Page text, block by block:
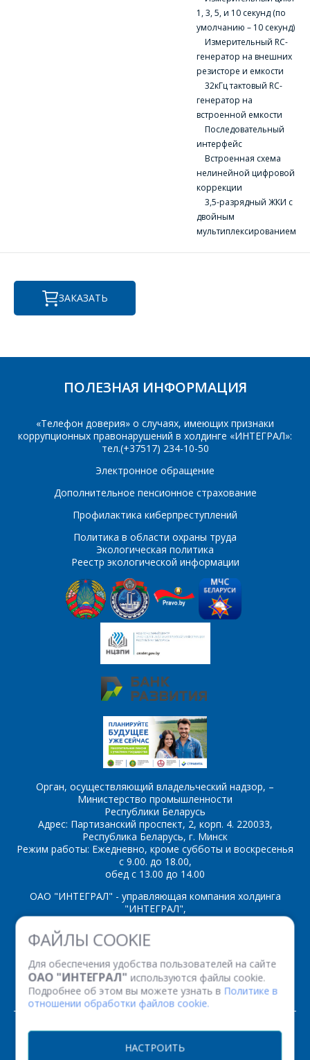
ФАЙЛЫ COOKIE
Для обеспечения удобства пользователей на сайте
ОАО "ИНТЕГРАЛ" используются файлы cookie.
Подробнее об этом вы можете узнать в Политике в
отношении обработки файлов cookie.
НАСТРОИТЬ
1, 3, 5, и 10 секунд (по
умолчанию – 10 секунд)
Измерительный RC-
генератор на внешних
резисторе и емкости
32кГц тактовый RC-
генератор на
встроенной емкости
Последовательный
интерфейс
Встроенная схема
нелинейной цифровой
коррекции
3,5-разрядный ЖКИ с
двойным
мультиплексированием
ЗАКАЗАТЬ
ПОЛЕЗНАЯ ИНФОРМАЦИЯ
«Телефон доверия» о случаях, имеющих признаки
коррупционных правонарушений в холдинге «ИНТЕГРАЛ»:
тел.(+37517) 234-10-50
Электронное обращение
Дополнительное пенсионное страхование
Профилактика киберпреступлений
Политика в области охраны труда
Экологическая политика
Реестр экологической информации
Орган, осуществляющий владельческий надзор, –
Министерство промышленности
Республики Беларусь
Адрес: Партизанский проспект, 2, корп. 4. 220033,
Республика Беларусь, г. Минск
Режим работы: Ежедневно, кроме субботы и воскресенья
с 9.00. до 18.00,
обед с 13.00 до 14.00
ОАО "ИНТЕГРАЛ" - управляющая компания холдинга
"ИНТЕГРАЛ",
ул. Казинца И.П., д.121А, комната 327, г. Минск, 220108,
Республика Беларусь
Факс: (+375 17) 338 12 94 УНП 100386629
Рег. номер 100386629 от 01.08.2013 г.
© 2026. Все права защищены.
Продажи физическим
осуществляются в ТД
"ИНТЕГРАЛ", тел.+375
сотрудники компании
вопросам стоимости
Интересующий товар/
услуга, их количество
*
Комментарий*
поля
ОТПРАВИТЬ
КОМПАНИИ С
E-mail
услуга
Сообщение*
Я согласен на
обработку
персональных данных*
*- обязательные
поля
ОТПРАВИТЬ